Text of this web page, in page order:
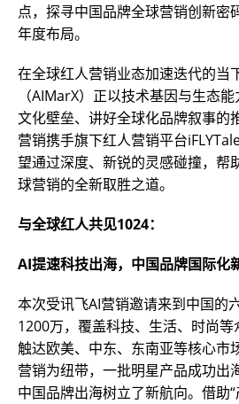
点，探寻中国品牌全球营销创新密
年度布局。
在全球红人营销业态加速迭代的当
（AIMarX）正以技术基因与生态
文化壁垒、讲好全球化品牌叙事的
营销携手旗下红人营销平台
望通过深度、新锐的灵感碰撞，帮
球营销的全新取胜之道。
与全球红人共见1024：
AI提速科技出海，中国品牌国际化
本次受讯飞AI营销邀请来到中国的
1200万，覆盖科技、生活、时尚
触达欧美、中东、东南亚等核心市
营销为纽带，一批明星产品成功出
中国品牌出海树立了新航向。借助